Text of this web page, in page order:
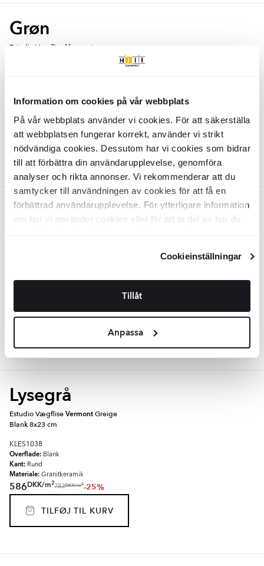
Information om cookies på vår webbplats
På vår webbplats använder vi cookies. För att säkerställa
att webbplatsen fungerar korrekt, använder vi strikt
nödvändiga cookies. Dessutom har vi cookies som bidrar
till att förbättra din användarupplevelse, genomföra
analyser och rikta annonser. Vi rekommenderar att du
samtycker till användningen av cookies för att få en
förbättrad användarupplevelse. För ytterligare information
om hur vi använder cookies eller för att ta del av hur du
Cookieinställningar
Tillåt
Anpassa
Grøn
Estudio Vægflise Vermont
Kant:
586 DKK /m 783DKK/m -25%
TILFØJ TIL KURV
Rød
Kant:Rund
TILFØJ TIL KURV
Lysegrå
Estudio VægfliseVermontGreige
Blank 8x23 cm
KLES1038
Overflade: Blank
Kant: Rund
Materiale: Granitkeramik
586DKK/m2
783DKK/m2-25%
TILFØJ TIL KURV